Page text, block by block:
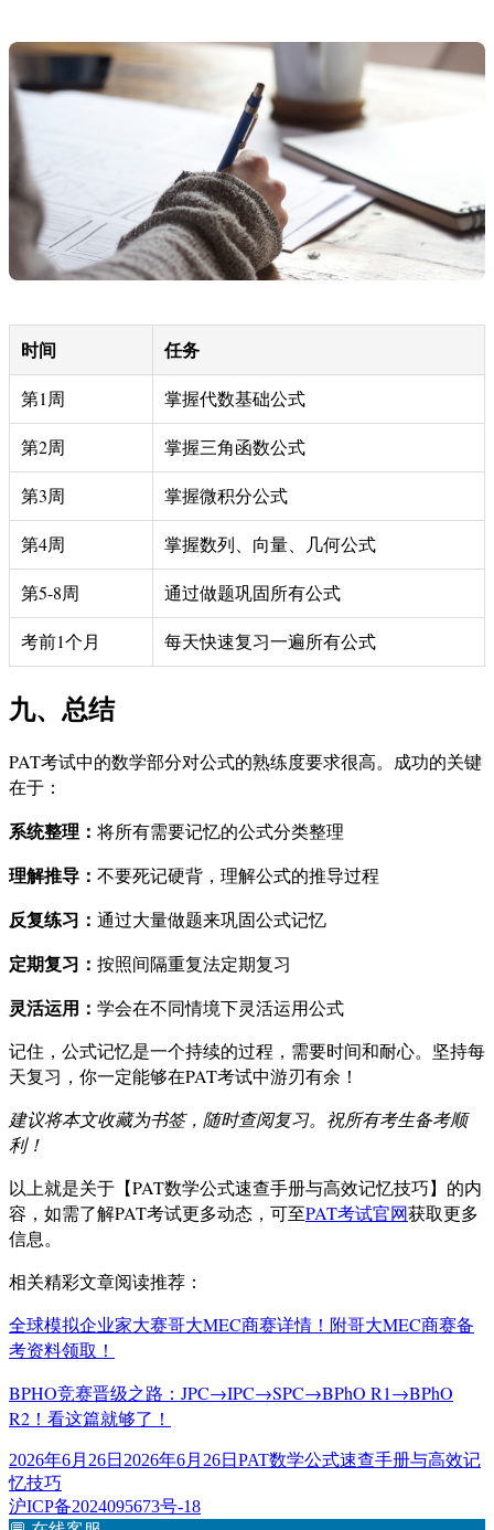
时间 任务
第1周 掌握代数基础公式
第2周 掌握三角函数公式
第3周 掌握微积分公式
第4周 掌握数列、向量、几何公式
第5-8周 通过做题巩固所有公式
考前1个月 每天快速复习一遍所有公式
九、总结
PAT考试中的数学部分对公式的熟练度要求很高。成功的关键
在于：
系统整理： 将所有需要记忆的公式分类整理
理解推导： 不要死记硬背，理解公式的推导过程
反复练习： 通过大量做题来巩固公式记忆
定期复习： 按照间隔重复法定期复习
灵活运用： 学会在不同情境下灵活运用公式
记住，公式记忆是一个持续的过程，需要时间和耐心。坚持每
天复习，你一定能够在PAT考试中游刃有余！
建议将本文收藏为书签，随时查阅复习。祝所有考生备考顺
利！
以上就是关于【PAT数学公式速查手册与高效记忆技巧】的内
容，如需了解PAT考试更多动态，可至PAT考试官网获取更多
信息。
相关精彩文章阅读推荐：
全球模拟企业家大赛哥大MEC商赛详情！附哥大MEC商赛备
考资料领取！
BPHO竞赛晋级之路：JPC→IPC→SPC→BPhO R1→BPhO
R2！看这篇就够了！
发
布
于
2026年6月26日 2026年6月26日 标
PAT数学公式速查手册与高效记
忆技巧
沪ICP备2024095673号-18